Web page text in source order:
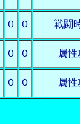
０ ０ 戦闘
０ ０ 属
０ ０ 属